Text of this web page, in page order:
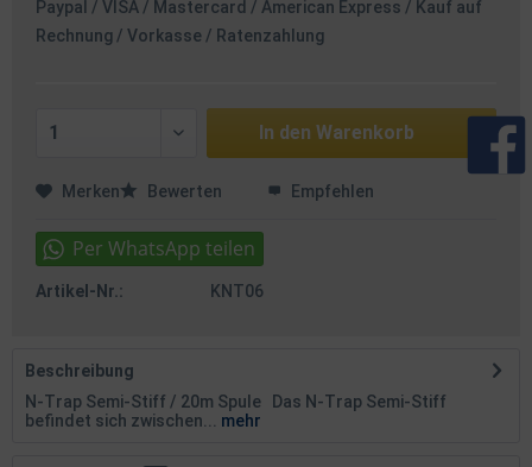
Paypal / VISA / Mastercard / American Express / Kauf auf
Rechnung / Vorkasse / Ratenzahlung
In den Warenkorb
Merken Bewerten Empfehlen
Artikel-Nr.: KNT06
Beschreibung
N-Trap Semi-Stiff / 20m Spule Das N-Trap Semi-Stiff
befindet sich zwischen...
mehr